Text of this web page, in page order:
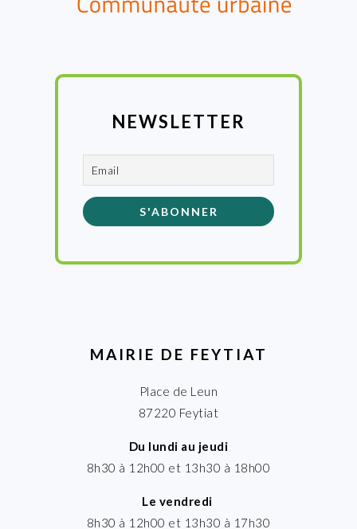
NEWSLETTER
MAIRIE DE FEYTIAT
Place de Leun
87220 Feytiat
Du lundi au jeudi
8h30 à 12h00 et 13h30 à 18h00
Le vendredi
8h30 à 12h00 et 13h30 à 17h30